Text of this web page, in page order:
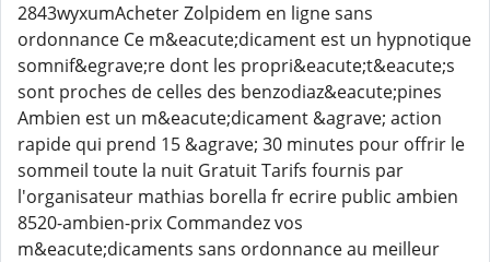
2843wyxumAcheter Zolpidem en ligne sans
ordonnance Ce m&eacute;dicament est un hypnotique
somnif&egrave;re dont les propri&eacute;t&eacute;s
sont proches de celles des benzodiaz&eacute;pines
Ambien est un m&eacute;dicament &agrave; action
rapide qui prend 15 &agrave; 30 minutes pour offrir le
sommeil toute la nuit Gratuit Tarifs fournis par
l'organisateur mathias borella fr ecrire public ambien
8520-ambien-prix Commandez vos
m&eacute;dicaments sans ordonnance au meilleur